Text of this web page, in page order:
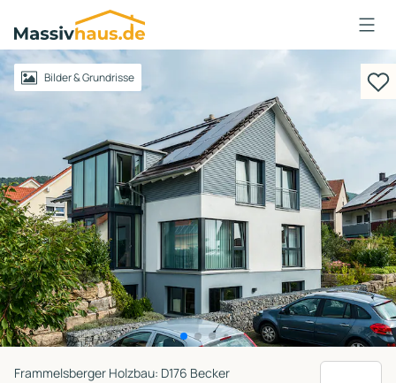
Massivhaus
Logo
AnmeldenBilder & Grundrisse
Frammelsberger Holzbau: D176 Becker